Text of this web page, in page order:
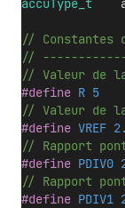
accuType_t
// Constantes
//
// Valeur de
#define R 5
// Valeur de
#define VREF
// Rapport
#define PDIV0
// Rapport
#define PDIV1